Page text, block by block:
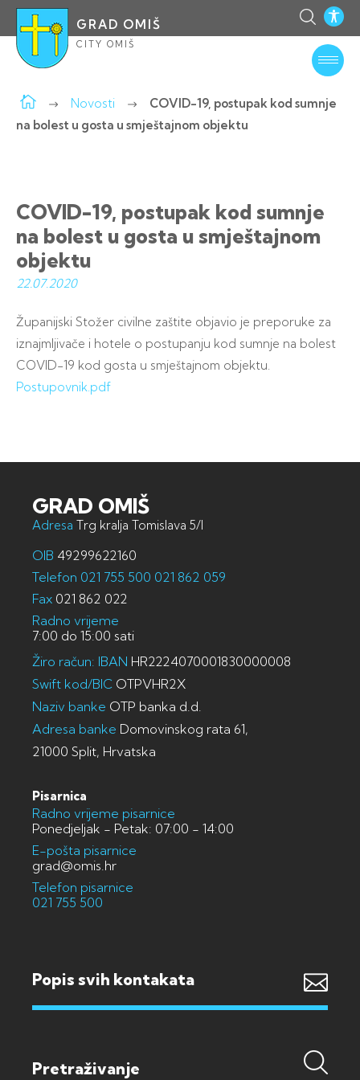
GRAD OMIŠ
CITY OMIŠ
Novosti
COVID-19, postupak kod sumnje
na bolest u gosta u smještajnom objektu
COVID-19, postupak kod sumnje
na bolest u gosta u smještajnom
objektu
22.07.2020
Županijski Stožer civilne zaštite objavio je preporuke za
iznajmljivače i hotele o postupanju kod sumnje na bolest
COVID-19 kod gosta u smještajnom objektu.
Postupovnik.pdf
GRAD OMIŠ
Adresa Trg kralja Tomislava 5/I
OIB 49299622160
Telefon 021 755 500 021 862 059
Fax 021 862 022
Radno vrijeme
7:00 do 15:00 sati
Žiro račun: IBAN HR2224070001830000008
Swift kod/BIC OTPVHR2X
Naziv banke OTP banka d.d.
Adresa banke Domovinskog rata 61,
21000 Split, Hrvatska
Pisarnica
Radno vrijeme pisarnice
Ponedjeljak - Petak: 07:00 - 14:00
E-pošta pisarnice
grad@omis.hr
Telefon pisarnice
021 755 500
Popis svih kontakata